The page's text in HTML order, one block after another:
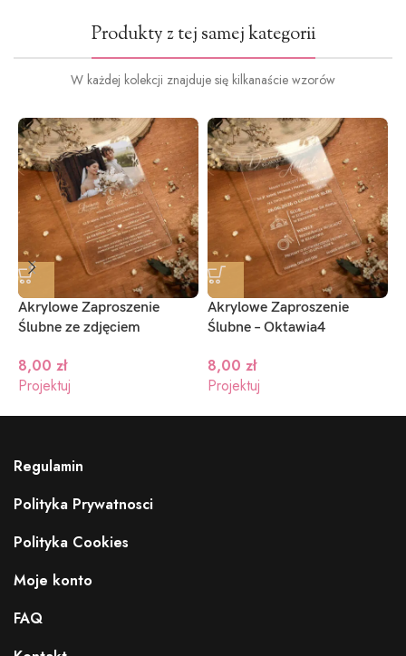
Produkty z tej samej kategorii
W każdej kolekcji znajduje się kilkanaście wzorów
Akrylowe Zaproszenie
Ślubne ze zdjęciem
8,00 zł
Projektuj
Akrylowe Zaproszenie
Ślubne – Oktawia4
8,00 zł
Projektuj
Regulamin
Polityka Prywatnosci
Polityka Cookies
Moje konto
FAQ